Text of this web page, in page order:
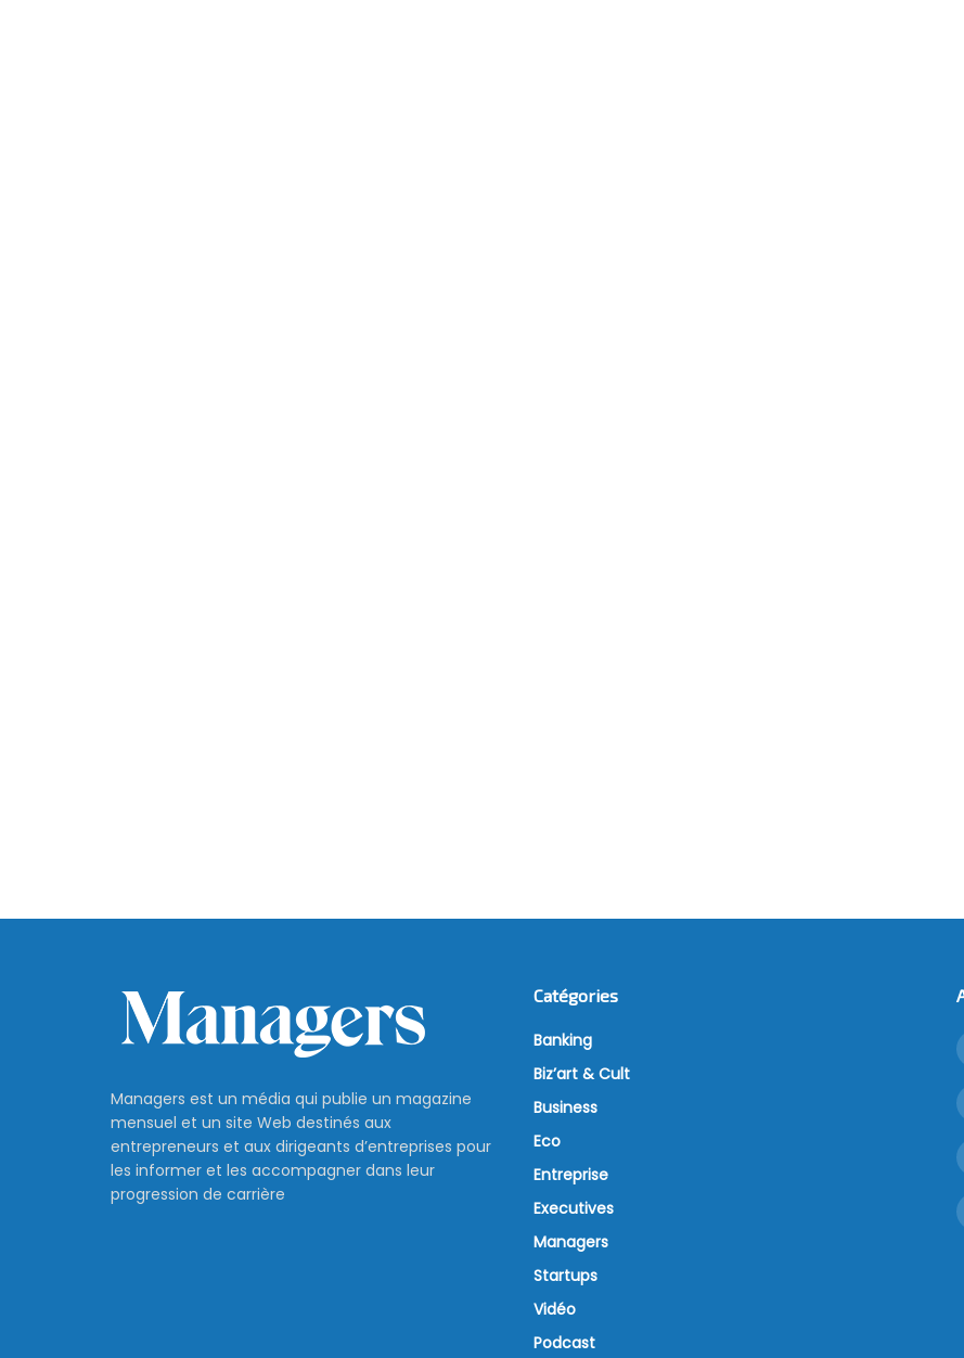
Managers est un média qui publie un magazine
mensuel et un site Web destinés aux
entrepreneurs et aux dirigeants d’entreprises pour
les informer et les accompagner dans leur
progression de carrière
Catégories
Banking
Biz’art & Cult
Business
Eco
Entreprise
Executives
Managers
Startups
Vidéo
Podcast